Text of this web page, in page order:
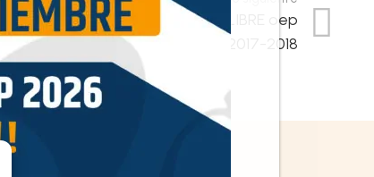
PLANTILLA DEFINITIVA GESTIÓN, LIBRE oep
2017-2018